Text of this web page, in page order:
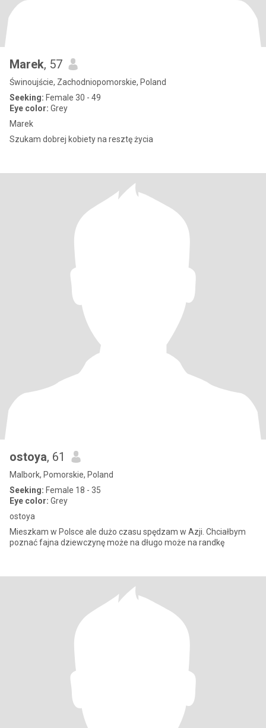
Marek, 57
Świnoujście, Zachodniopomorskie, Poland
Seeking: Female 30 - 49
Eye color: Grey
Marek
Szukam dobrej kobiety na resztę życia
ostoya, 61
Malbork, Pomorskie, Poland
Seeking: Female 18 - 35
Eye color: Grey
ostoya
Mieszkam w Polsce ale dużo czasu spędzam w Azji. Chciałbym
poznać fajna dziewczynę może na długo może na randkę